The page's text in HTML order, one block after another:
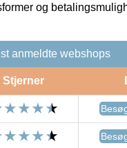
og
anmeldte webshops
Stjerner